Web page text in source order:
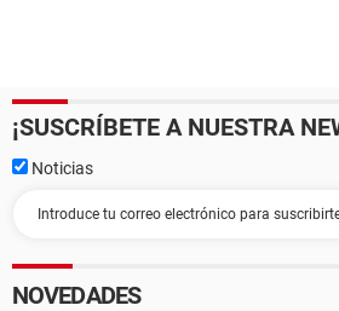
¡SUSCRÍBETE A NUESTRA
Noticias
NOVEDADES